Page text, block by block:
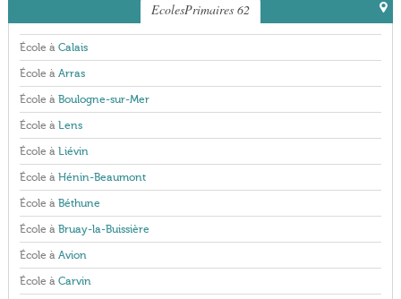
EcolesPrimaires 62
École à Calais
École à Arras
École à Boulogne-sur-Mer
École à Lens
École à Liévin
École à Hénin-Beaumont
École à Béthune
École à Bruay-la-Buissière
École à Avion
École à Carvin